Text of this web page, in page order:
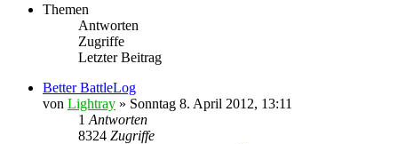
Themen
Antworten
Zugriffe
Letzter Beitrag
Better BattleLog
von Lightray » Sonntag 8. April 2012, 13:11
1 Antworten
8324 Zugriffe